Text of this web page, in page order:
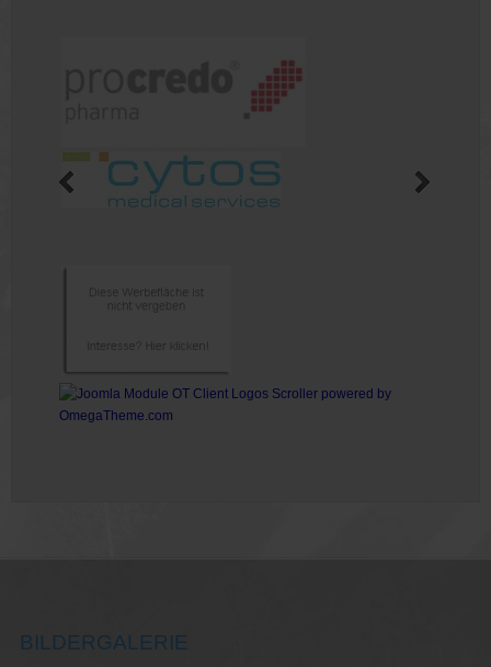
BILDERGALERIE